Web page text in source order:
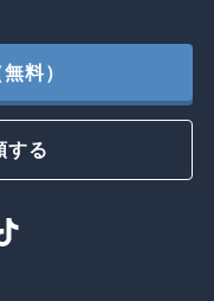
料）
する